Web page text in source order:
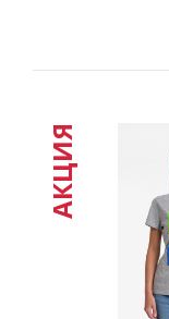
АКЦИЯ